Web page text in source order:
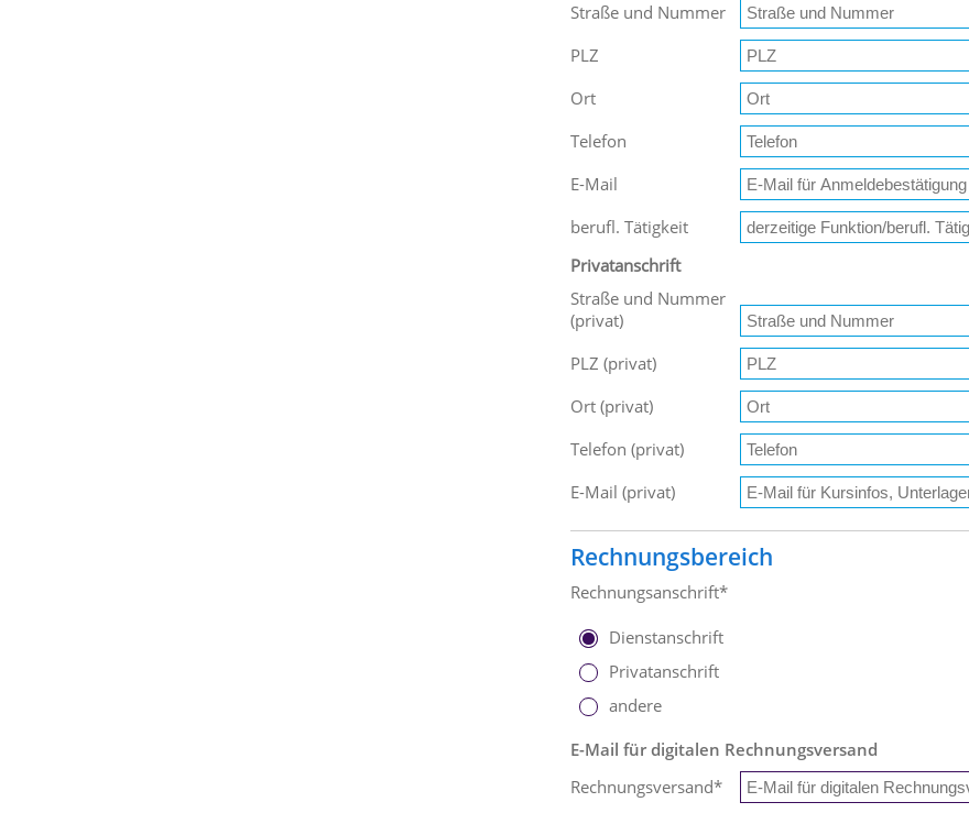
Straße und Nummer
PLZ
Ort
Telefon
E-Mail
berufl. Tätigkeit
Privatanschrift
Straße und Nummer
(privat)
PLZ (privat)
Ort (privat)
Telefon (privat)
E-Mail (privat)
Rechnungsbereich
Rechnungsanschrift*
Dienstanschrift
Privatanschrift
andere
E-Mail für digitalen Rechnungsversand
Rechnungsversand*